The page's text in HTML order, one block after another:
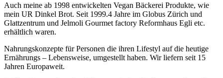
Auch meine ab 1998 entwickelten Vegan Bäckerei Produkte, wie
mein UR Dinkel Brot. Seit 1999.4 Jahre im Globus Zürich und
Glattzentrum und Jelmoli Gourmet factory Reformhaus Egli etc.
erhältlich waren.
Nahrungskonzepte für Personen die ihren Lifestyl auf die heutige
Ernährungs – Lebensweise, umgestellt haben. Wir liefern seit 15
Jahren Europaweit.